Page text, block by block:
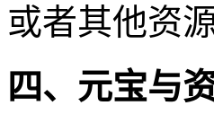
或者其他资
四、元宝与